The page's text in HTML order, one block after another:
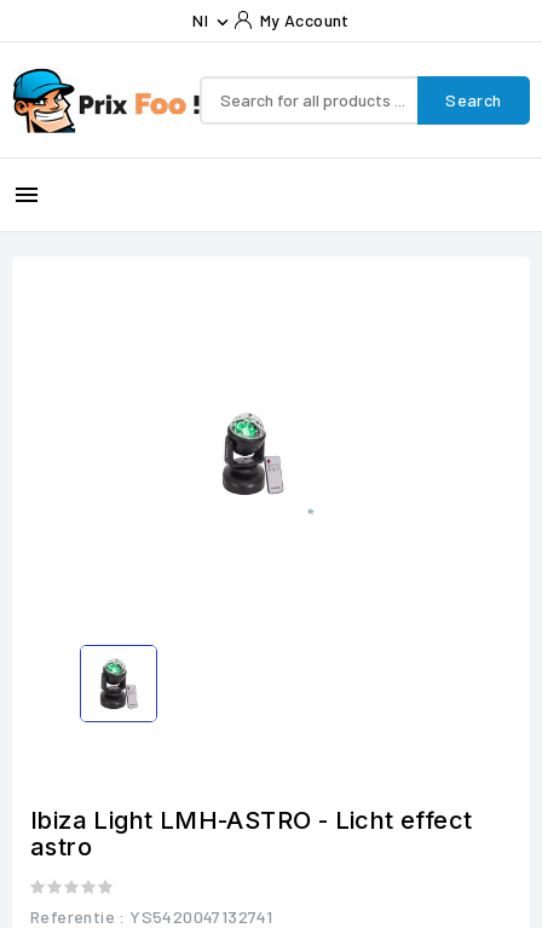
Nl  My Account
Search

Ibiza Light LMH-ASTRO - Licht effect
astro
Referentie : YS5420047132741